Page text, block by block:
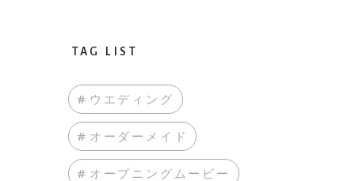
TAG LIST
#ウエディング
#オーダーメイド
#オープニングムービー